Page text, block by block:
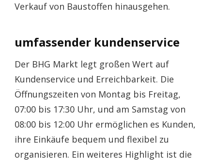
Verkauf von Baustoffen hinausgehen.
umfassender kundenservice
Der BHG Markt legt großen Wert auf
Kundenservice und Erreichbarkeit. Die
Öffnungszeiten von Montag bis Freitag,
07:00 bis 17:30 Uhr, und am Samstag von
08:00 bis 12:00 Uhr ermöglichen es Kunden,
ihre Einkäufe bequem und flexibel zu
organisieren. Ein weiteres Highlight ist die